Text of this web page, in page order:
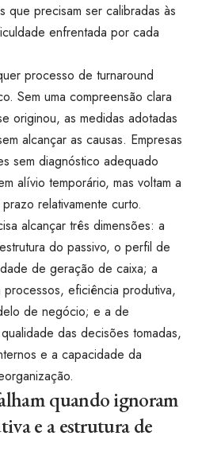
que precisam ser calibradas às
enfrentada por cada
processo de turnaround
Sem uma compreensão clara
originou, as medidas adotadas
alcançar as causas. Empresas
sem diagnóstico adequado
alívio temporário, mas voltam a
relativamente curto.
alcançar três dimensões: a
do passivo, o perfil de
de geração de caixa; a
eficiência produtiva,
de negócio; e a de
das decisões tomadas,
e a capacidade da
quando ignoram
e a estrutura de